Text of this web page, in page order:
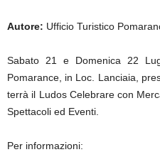
Autore: Ufficio Turistico
Sabato 21 e Domenica 22
Pomarance, in Loc. Lanciaia,
terrà il Ludos Celebrare con
Spettacoli ed Eventi.
Per informazioni: